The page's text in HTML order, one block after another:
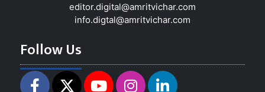
editor.digital@amritvichar.com
info.digtal@amritvichar.com
Follow Us